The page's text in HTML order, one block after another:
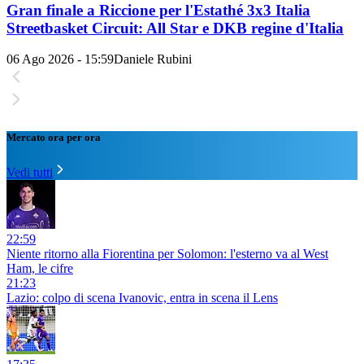
Gran finale a Riccione per l'Estathé 3x3 Italia
Streetbasket Circuit: All Star e DKB regine d'Italia
06 Ago 2026 - 15:59Daniele Rubini
Mercato ora per ora
Vedi tutti
22:59
Niente ritorno alla Fiorentina per Solomon: l'esterno va al West
Ham, le cifre
21:23
Lazio: colpo di scena Ivanovic, entra in scena il Lens